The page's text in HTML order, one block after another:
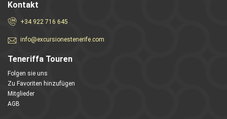
Kontakt
+34 922 716 645
info@excursionestenerife.com
Teneriffa Touren
Folgen sie uns
Zu Favoriten hinzufügen
Mitglieder
AGB